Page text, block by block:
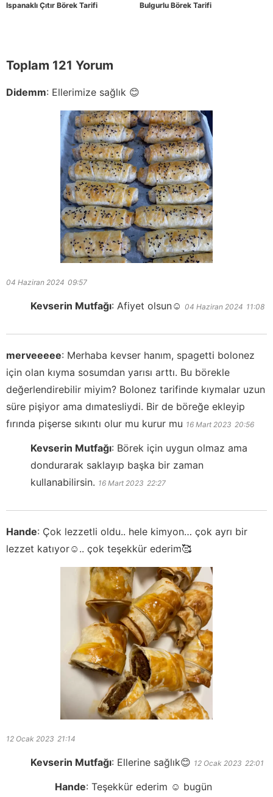
Ispanaklı Çıtır Börek Tarifi Bulgurlu Börek Tarifi
Toplam 121 Yorum
Didemm: Ellerimize sağlık 😊
04 Haziran 2024 09:57
Kevserin Mutfağı: Afiyet olsun☺️ 04 Haziran 2024 11:08
merveeeee: Merhaba kevser hanım, spagetti bolonez
için olan kıyma sosumdan yarısı arttı. Bu börekle
değerlendirebilir miyim? Bolonez tarifinde kıymalar uzun
süre pişiyor ama dımatesliydi. Bir de böreğe ekleyip
fırında pişerse sıkıntı olur mu kurur mu 16 Mart 2023 20:56
Kevserin Mutfağı: Börek için uygun olmaz ama
dondurarak saklayıp başka bir zaman
kullanabilirsin. 16 Mart 2023 22:27
Hande: Çok lezzetli oldu.. hele kimyon… çok ayrı bir
lezzet katıyor☺️.. çok teşekkür ederim🥰
12 Ocak 2023 21:14
Kevserin Mutfağı: Ellerine sağlık😊 12 Ocak 2023 22:01
Hande: Teşekkür ederim ☺️ bugün